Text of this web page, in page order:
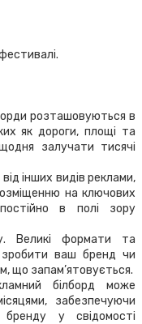
розташовуються в
як дороги, площі та
залучати тисячі
інших видів реклами,
на ключових
в полі зору
Великі формати та
ваш бренд чи
що запам’ятовується.
білборд може
забезпечуючи
у свідомості